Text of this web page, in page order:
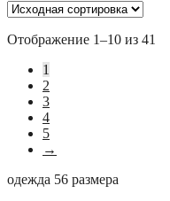
Отображение 1–10 из 41
1
2
3
4
5
→
одежда 56 размера